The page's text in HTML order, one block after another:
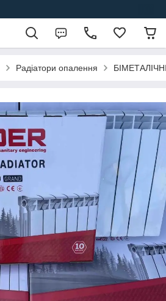
Радіатори опалення